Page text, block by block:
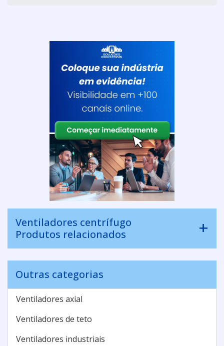
Ventiladores centrífugo
Produtos relacionados
Outras categorias
Ventiladores axial
Ventiladores de teto
Ventiladores industriais